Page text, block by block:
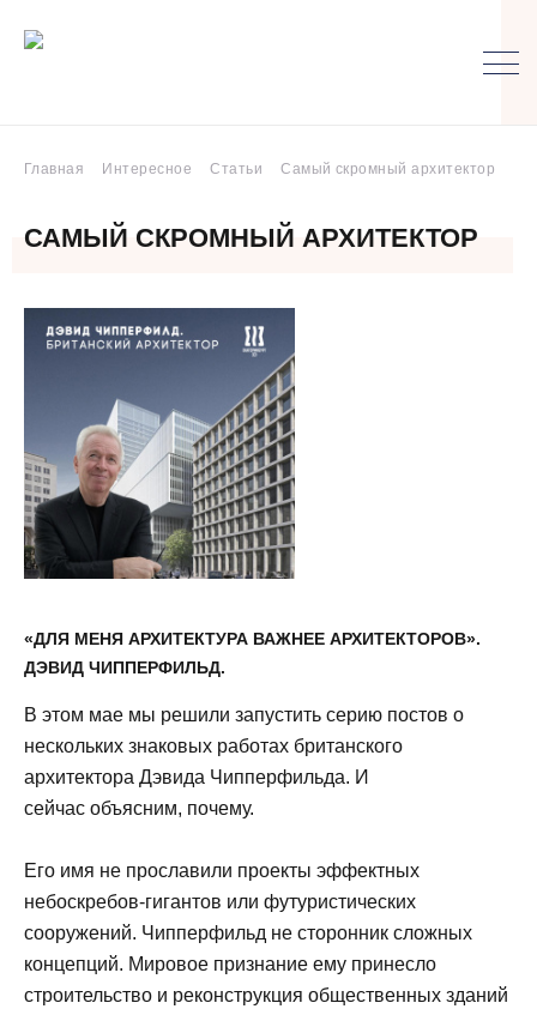
Главная Интересное Статьи Самый скромный архитектор
САМЫЙ СКРОМНЫЙ АРХИТЕКТОР
«ДЛЯ МЕНЯ АРХИТЕКТУРА ВАЖНЕЕ АРХИТЕКТОРОВ».
ДЭВИД ЧИППЕРФИЛЬД.
В этом мае мы решили запустить серию постов о
нескольких знаковых работах британского
архитектора Дэвида Чипперфильда. И
сейчас объясним, почему.
Его имя не прославили проекты эффектных
небоскребов-гигантов или футуристических
сооружений. Чипперфильд не сторонник сложных
концепций. Мировое признание ему принесло
строительство и реконструкция общественных зданий